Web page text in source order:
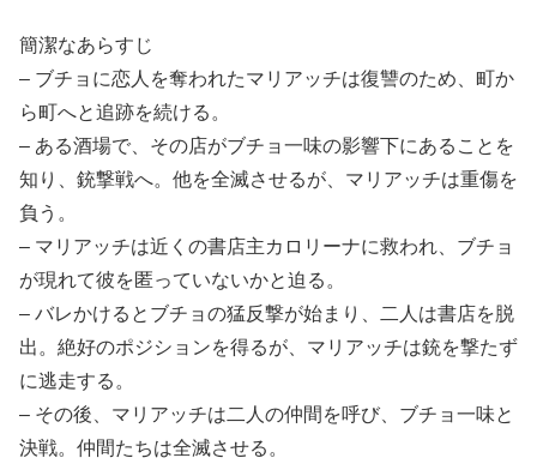
簡潔なあらすじ
– ブチョに恋人を奪われたマリアッチは復讐のため、町か
ら町へと追跡を続ける。
– ある酒場で、その店がブチョ一味の影響下にあることを
知り、銃撃戦へ。他を全滅させるが、マリアッチは重傷を
負う。
– マリアッチは近くの書店主カロリーナに救われ、ブチョ
が現れて彼を匿っていないかと迫る。
– バレかけるとブチョの猛反撃が始まり、二人は書店を脱
出。絶好のポジションを得るが、マリアッチは銃を撃たず
に逃走する。
– その後、マリアッチは二人の仲間を呼び、ブチョ一味と
決戦。仲間たちは全滅させる。